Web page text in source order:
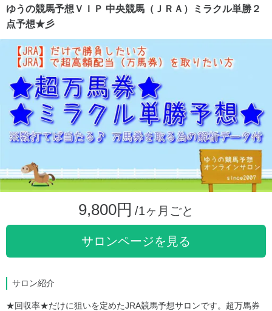
ゆうの競馬予想ＶＩＰ 中央競馬（ＪＲＡ）ミラクル単勝２
点予想★彡
9,800円 /1ヶ月ごと
サロンページを見る
サロン紹介
★回収率★だけに狙いを定めたJRA競馬予想サロンです。超万馬券